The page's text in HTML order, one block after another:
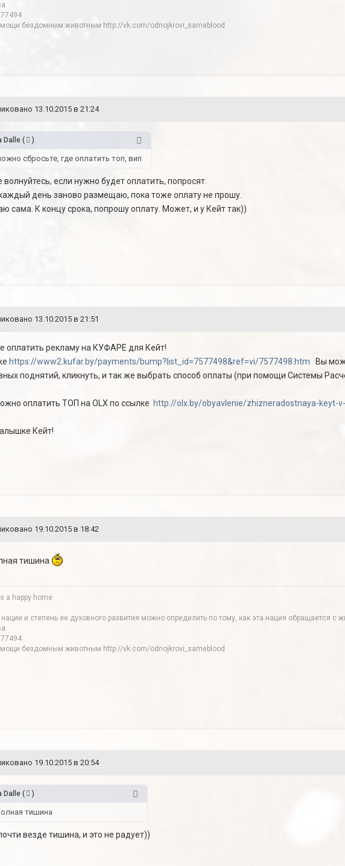
бездомным животным http://vk.com/odnojkrovi_sameblood
13.10.2015 в 21:24
Dalle ( )
сбросьте, где оплатить топ, вип
волнуйтесь, если нужно будет оплатить, попросят.
день заново размещаю, пока тоже оплату не прошу.
сама. К концу срока, попрошу оплату. Может, и у Кейт так))
13.10.2015 в 21:51
оплатить рекламу на КУФАРЕ для Кейт!
https://www2.kufar.by/payments/bump?list_id=7577498&ref=vi/7577498.htm Вы
поднятий, кликнуть, и так же выбрать способ оплаты (при помощи Системы
оплатить ТОП на OLX по ссылке http://olx.by/obyavlenie/zhizneradostnaya-keyt-v-
Кейт!
19.10.2015 в 18:42
тишина
a happy home
и степень ее духовного развития можно определить по тому, как эта нация обращается с
бездомным животным http://vk.com/odnojkrovi_sameblood
19.10.2015 в 20:54
Dalle ( )
тишина
везде тишина, и это не радует))